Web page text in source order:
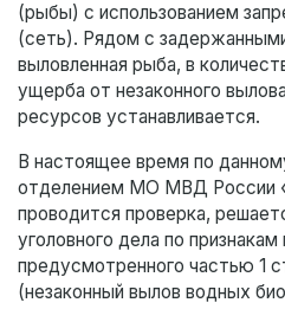
(рыбы) с использованием
(сеть). Рядом с
выловленная рыба, в
ущерба от незаконного
ресурсов устанавливается.
В настоящее время по
отделением МО МВД России
проводится проверка,
уголовного дела по
предусмотренного частью 1
(незаконный вылов водных